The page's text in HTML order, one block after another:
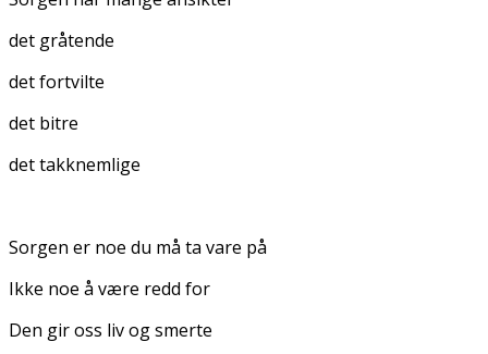
det gråtende
det fortvilte
det bitre
det takknemlige
Sorgen er noe du må ta vare på
Ikke noe å være redd for
Den gir oss liv og smerte